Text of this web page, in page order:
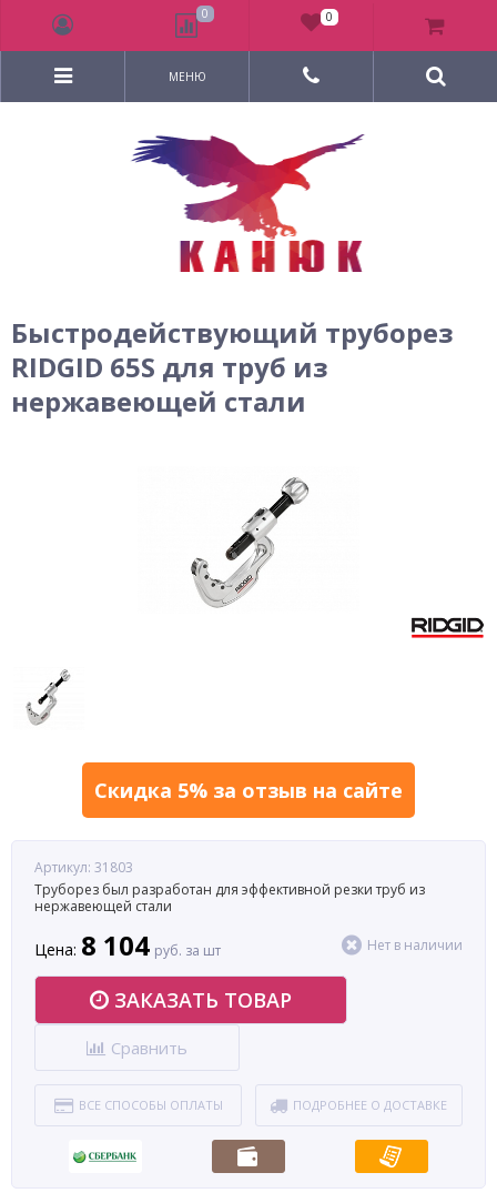
МЕНЮ
Быстродействующий труборез
RIDGID 65S для труб из
нержавеющей стали
Скидка 5% за отзыв на сайте
Артикул: 31803
Труборез был разработан для эффективной резки труб из
нержавеющей стали
Цена: 8 104 руб. за шт Нет в наличии
ЗАКАЗАТЬ ТОВАР
Сравнить
ВСЕ СПОСОБЫ ОПЛАТЫ ПОДРОБНЕЕ О ДОСТАВКЕ
0 0